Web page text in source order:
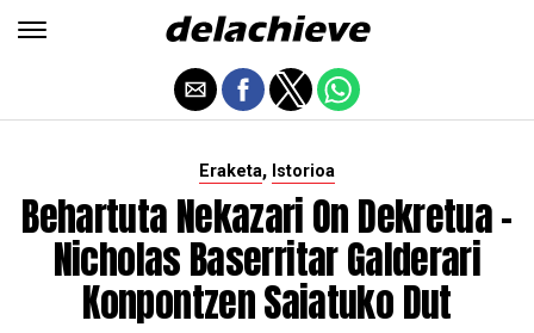
Eraketa, Istorioa
Behartuta Nekazari On Dekretua -
Nicholas Baserritar Galderari
Konpontzen Saiatuko Dut